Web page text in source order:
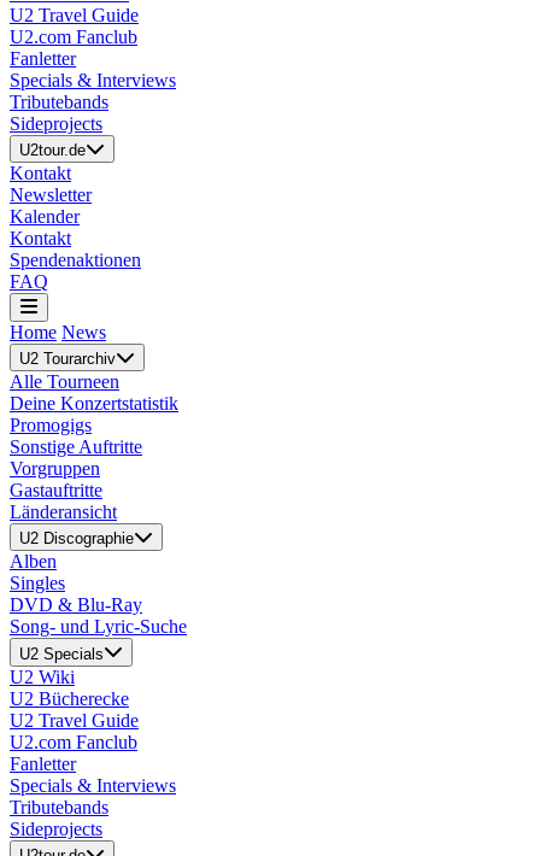
U2 Travel Guide
U2.com Fanclub
Fanletter
Specials & Interviews
Tributebands
Sideprojects
U2tour.de
Kontakt
Newsletter
Kalender
Kontakt
Spendenaktionen
FAQ
Home News
U2 Tourarchiv
Alle Tourneen
Deine Konzertstatistik
Promogigs
Sonstige Auftritte
Vorgruppen
Gastauftritte
Länderansicht
U2 Discographie
Alben
Singles
DVD & Blu-Ray
Song- und Lyric-Suche
U2 Specials
U2 Wiki
U2 Bücherecke
U2 Travel Guide
U2.com Fanclub
Fanletter
Specials & Interviews
Tributebands
Sideprojects